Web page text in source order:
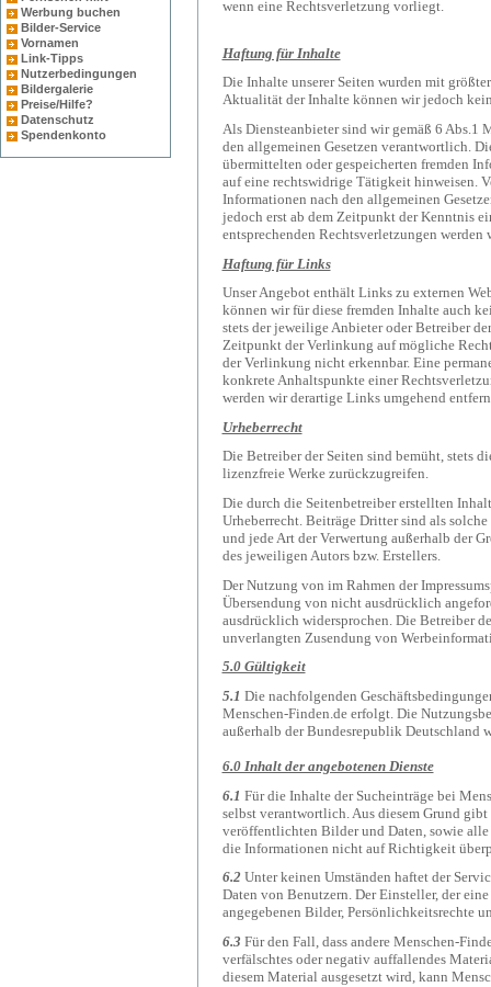
Werbung buchen
Bilder-Service
Vornamen
Link-Tipps
Nutzerbedingungen
Bildergalerie
Preise/Hilfe?
Datenschutz
Spendenkonto
wenn eine Rechtsverletzung vorliegt.
Haftung für Inhalte
Die Inhalte unserer Seiten wurden mit
Aktualität der Inhalte können wir jedoch
Als Diensteanbieter sind wir gemäß 6 Abs.1
den allgemeinen Gesetzen verantwortlich.
übermittelten oder gespeicherten fremden
auf eine rechtswidrige Tätigkeit hinweisen.
Informationen nach den allgemeinen
jedoch erst ab dem Zeitpunkt der Kenntnis
entsprechenden Rechtsverletzungen
Haftung für Links
Unser Angebot enthält Links zu externen
können wir für diese fremden Inhalte auch
stets der jeweilige Anbieter oder Betreiber
Zeitpunkt der Verlinkung auf mögliche
der Verlinkung nicht erkennbar. Eine
konkrete Anhaltspunkte einer
werden wir derartige Links umgehend
Urheberrecht
Die Betreiber der Seiten sind bemüht, stets
lizenzfreie Werke zurückzugreifen.
Die durch die Seitenbetreiber erstellten
Urheberrecht. Beiträge Dritter sind als
und jede Art der Verwertung außerhalb der
des jeweiligen Autors bzw. Erstellers.
Der Nutzung von im Rahmen der
Übersendung von nicht ausdrücklich
ausdrücklich widersprochen. Die Betreiber
unverlangten Zusendung von
5.0 Gültigkeit
5.1 Die nachfolgenden
Menschen-Finden.de erfolgt. Die
außerhalb der Bundesrepublik Deutschland
6.0 Inhalt der angebotenen Dienste
6.1 Für die Inhalte der Sucheinträge bei
selbst verantwortlich. Aus diesem Grund
veröffentlichten Bilder und Daten, sowie alle
die Informationen nicht auf Richtigkeit
6.2 Unter keinen Umständen haftet der
Daten von Benutzern. Der Einsteller, der
angegebenen Bilder, Persönlichkeitsrechte
6.3 Für den Fall, dass andere Menschen-
verfälschtes oder negativ auffallendes
diesem Material ausgesetzt wird, kann